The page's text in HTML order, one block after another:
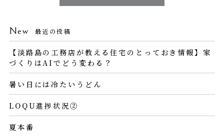
New 最近の投稿
【淡路島の工務店が教える住宅のとっておき情報】家
づくりはAIでどう変わる？
暑い日には冷たいうどん
LOQU進捗状況②
夏本番